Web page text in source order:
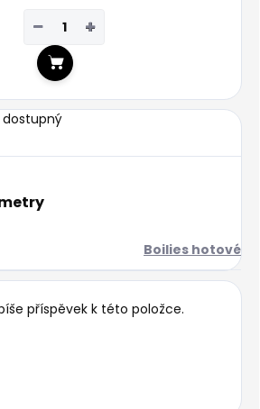
+
−
Do košíku
dostupný
Boilies hotové
příspěvek k této položce.